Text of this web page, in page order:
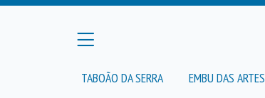
TABOÃO DA SERRA EMBU DAS ARTES